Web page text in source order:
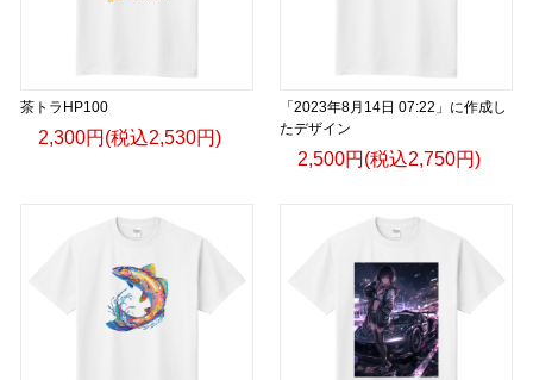
茶トラHP100
2,300円(税込2,530円)
「2023年8月14日 07:22」に作成し
たデザイン
2,500円(税込2,750円)